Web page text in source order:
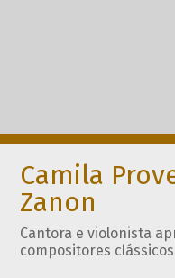
Camila
Zanon
Cantora e violonista
compositores